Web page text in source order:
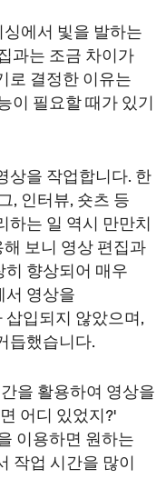
에서 빛을 발하는
과는 조금 차이가
로 결정한 이유는
이 필요할 때가 있기
상을 작업합니다. 한
, 인터뷰, 숏츠 등
하는 일 역시 만만치
보니 영상 편집과
향상되어 매우
서 영상을
입되지 않았으며,
듭했습니다.
을 활용하여 영상을
어디 있었지?'
이용하면 원하는
작업 시간을 많이